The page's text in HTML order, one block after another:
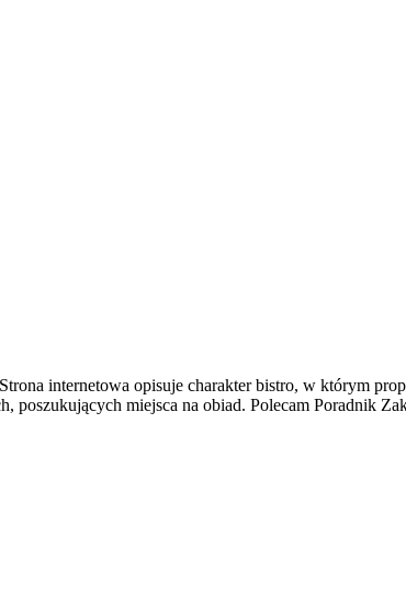
internetowa opisuje charakter bistro, w którym
poszukujących miejsca na obiad. Polecam Poradnik